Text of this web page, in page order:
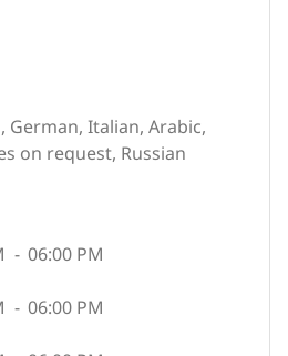
German, Italian, Arabic,
on request, Russian
- 06:00 PM
- 06:00 PM